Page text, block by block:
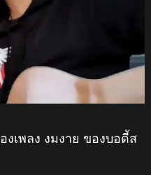
งเพลง งมงาย ของบอดี้ส